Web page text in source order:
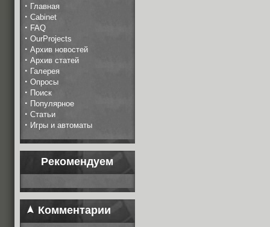
· Главная
· Cabinet
· FAQ
· OurProjects
· Архив новостей
· Архив статей
· Галерея
· Опросы
· Поиск
· Популярное
· Статьи
· Игры и автоматы
Рекомендуем
Комментарии